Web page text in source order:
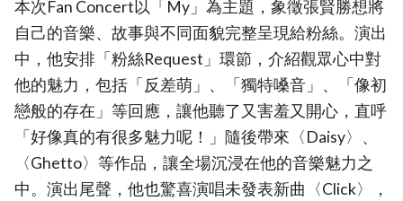
本次Fan Concert以「My」為主題，象徵張賢勝想將
自己的音樂、故事與不同面貌完整呈現給粉絲。演出
中，他安排「粉絲Request」環節，介紹觀眾心中對
他的魅力，包括「反差萌」、「獨特嗓音」、「像初
戀般的存在」等回應，讓他聽了又害羞又開心，直呼
「好像真的有很多魅力呢！」隨後帶來〈Daisy〉、
〈Ghetto〉等作品，讓全場沉浸在他的音樂魅力之
中。演出尾聲，他也驚喜演唱未發表新曲〈Click〉，